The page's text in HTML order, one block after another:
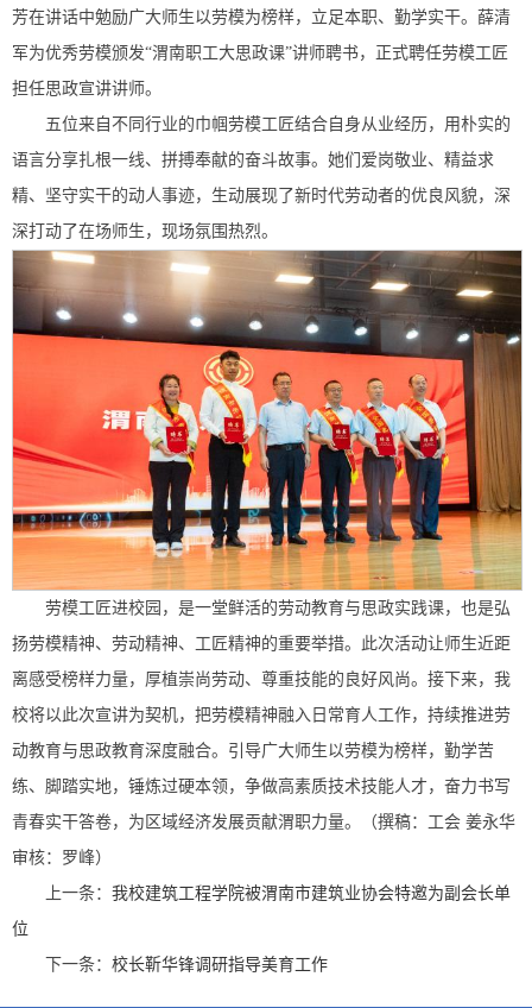
芳在讲话中勉励广大师生以劳模为榜样，立足本职、勤学实干。薛清
军为优秀劳模颁发“渭南职工大思政课”讲师聘书，正式聘任劳模工匠
担任思政宣讲讲师。
五位来自不同行业的巾帼劳模工匠结合自身从业经历，用朴实的
语言分享扎根一线、拼搏奉献的奋斗故事。她们爱岗敬业、精益求
精、坚守实干的动人事迹，生动展现了新时代劳动者的优良风貌，深
深打动了在场师生，现场氛围热烈。
劳模工匠进校园，是一堂鲜活的劳动教育与思政实践课，也是弘
扬劳模精神、劳动精神、工匠精神的重要举措。此次活动让师生近距
离感受榜样力量，厚植崇尚劳动、尊重技能的良好风尚。接下来，我
校将以此次宣讲为契机，把劳模精神融入日常育人工作，持续推进劳
动教育与思政教育深度融合。引导广大师生以劳模为榜样，勤学苦
练、脚踏实地，锤炼过硬本领，争做高素质技术技能人才，奋力书写
青春实干答卷，为区域经济发展贡献渭职力量。（撰稿：工会 姜永华
审核：罗峰）
上一条： 我校建筑工程学院被渭南市建筑业协会特邀为副会长单
位
下一条： 校长靳华锋调研指导美育工作